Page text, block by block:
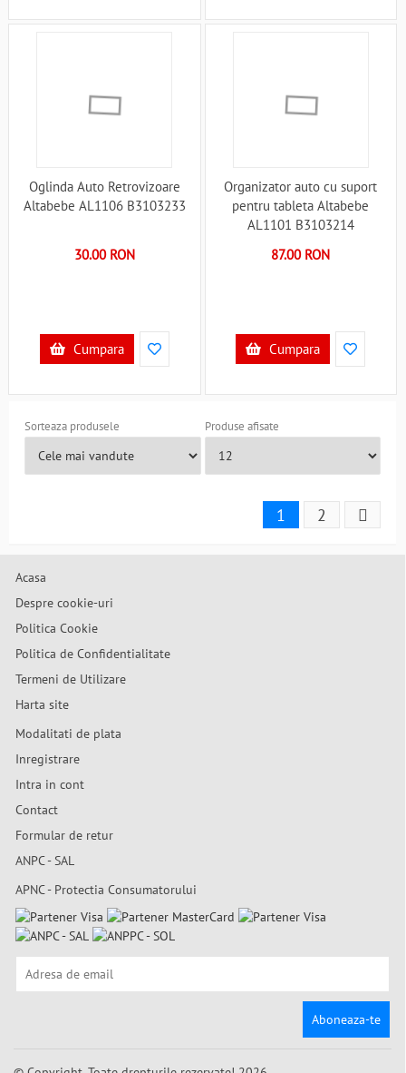
Oglinda Auto Retrovizoare
Altabebe AL1106 B3103233
30.00 RON
Cumpara
Organizator auto cu suport
pentru tableta Altabebe
AL1101 B3103214
87.00 RON
Cumpara
Sorteaza produsele Produse afisate
1 2
Acasa
Despre cookie-uri
Politica Cookie
Politica de Confidentialitate
Termeni de Utilizare
Harta site
Modalitati de plata
Inregistrare
Intra in cont
Contact
Formular de retur
ANPC - SAL
APNC - Protectia Consumatorului
Aboneaza-te